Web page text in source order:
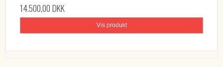
14.500,00 DKK
Vis produkt